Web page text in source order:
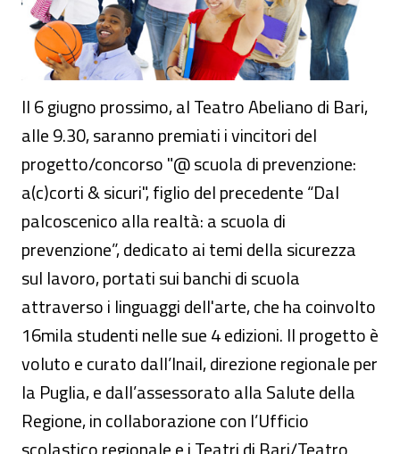
Il 6 giugno prossimo, al Teatro Abeliano di Bari,
alle 9.30, saranno premiati i vincitori del
progetto/concorso "@ scuola di prevenzione:
a(c)corti & sicuri", figlio del precedente “Dal
palcoscenico alla realtà: a scuola di
prevenzione”, dedicato ai temi della sicurezza
sul lavoro, portati sui banchi di scuola
attraverso i linguaggi dell'arte, che ha coinvolto
16mila studenti nelle sue 4 edizioni. Il progetto è
voluto e curato dall’Inail, direzione regionale per
la Puglia, e dall’assessorato alla Salute della
Regione, in collaborazione con l’Ufficio